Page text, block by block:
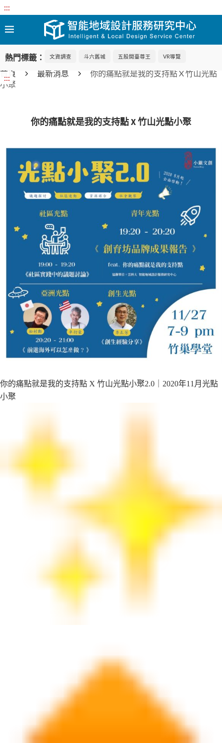
:::
熱門標籤： 文資調查 斗六舊城 五股開臺尊王 VR導覽
:::
首頁 最新消息
你的痛點就是我的支持點 X 竹山光點
小聚
你的痛點就是我的支持點 X 竹山光點小聚
你的痛點就是我的支持點 X 竹山光點小聚2.0｜2020年11月光點
小聚